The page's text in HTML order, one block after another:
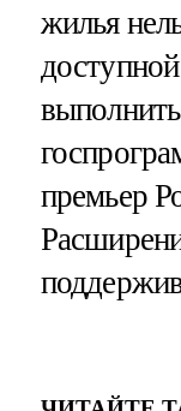
жилья
премьер